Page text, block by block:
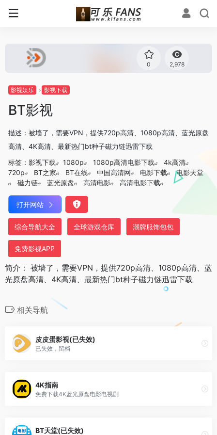
0 2,978
影视娱乐 影视下载
BT影视
描述：被墙了，需要VPN，提供720p高清、1080p高清、蓝光原盘
高清、4K高清、最新热门bt种子磁力链迅雷下载
标签： 影视下载 1080p 1080p高清电影下载
4k高清
720p
BT之家 BT在线 中国高清网 电影下载
电影天堂
磁力链
蓝光原盘 高清电影 高清电影下载
打开网站
综合导航大全 全球游戏仓库 潮牌服饰包包
免费影视APP
简介： 被墙了，需要VPN，提供720p高清、1080p高清、蓝
光原盘高清、4K高清、最新热门bt种子磁力链迅雷下载
相关导航
皮皮蛋影视(已失效)
已失效，留档
4K指南
免费下载4K蓝光原盘电影电视剧
BT天堂(已失效)